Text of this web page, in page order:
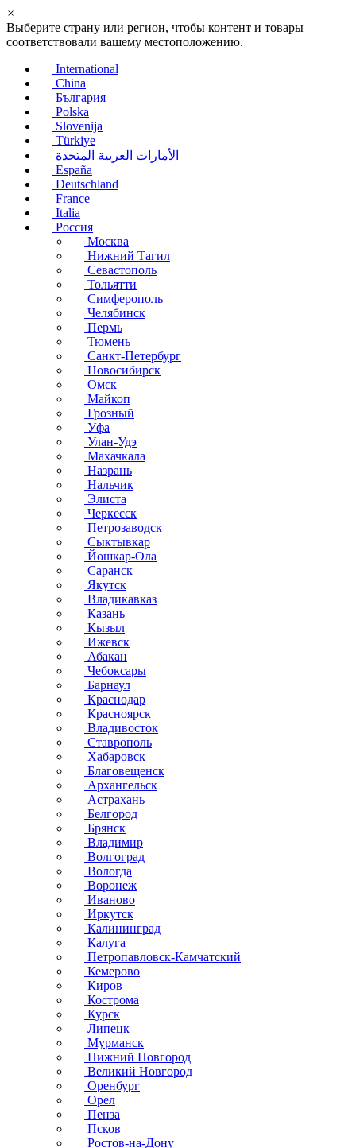
×
Выберите страну или регион, чтобы контент и товары
соответствовали вашему местоположению.
International
China
България
Polska
Slovenija
Türkiye
الأمارات العربية المتحدة
España
Deutschland
France
Italia
Россия
Москва
Нижний Тагил
Севастополь
Тольятти
Симферополь
Челябинск
Пермь
Тюмень
Санкт-Петербург
Новосибирск
Омск
Майкоп
Грозный
Уфа
Улан-Удэ
Махачкала
Назрань
Нальчик
Элиста
Черкесск
Петрозаводск
Сыктывкар
Йошкар-Ола
Саранск
Якутск
Владикавказ
Казань
Кызыл
Ижевск
Абакан
Чебоксары
Барнаул
Краснодар
Красноярск
Владивосток
Ставрополь
Хабаровск
Благовещенск
Архангельск
Астрахань
Белгород
Брянск
Владимир
Волгоград
Вологда
Воронеж
Иваново
Иркутск
Калининград
Калуга
Петропавловск-Камчатский
Кемерово
Киров
Кострома
Курск
Липецк
Мурманск
Нижний Новгород
Великий Новгород
Оренбург
Орел
Пенза
Псков
Ростов-на-Дону